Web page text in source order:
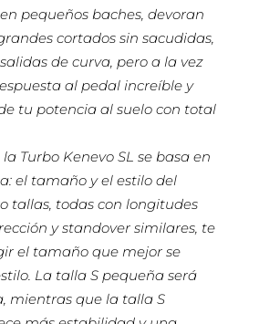
pequeños baches, devoran
cortados sin sacudidas,
de curva, pero a la vez
al pedal increíble y
tu potencia al suelo con total
Turbo Kenevo SL se basa en
el tamaño y el estilo del
tallas, todas con longitudes
y standover similares, te
el tamaño que mejor se
La talla S pequeña será
mientras que la talla S